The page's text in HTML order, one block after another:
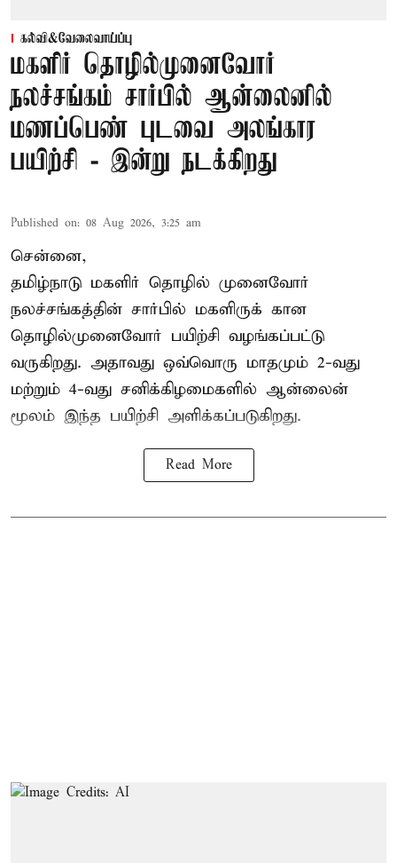
கல்வி&வேலைவாய்ப்பு
மகளிர் தொழில்முனைவோர்
நலச்சங்கம் சார்பில் ஆன்லைனில்
மணப்பெண் புடவை அலங்கார
பயிற்சி - இன்று நடக்கிறது
Published on: 08 Aug 2026, 3:25 am
சென்னை,
தமிழ்நாடு மகளிர் தொழில் முனைவோர்
நலச்சங்கத்தின் சார்பில் மகளிருக் கான
தொழில்முனைவோர் பயிற்சி வழங்கப்பட்டு
வருகிறது. அதாவது ஒவ்வொரு மாதமும் 2-வது
மற்றும் 4-வது சனிக்கிழமைகளில் ஆன்லைன்
மூலம் இந்த பயிற்சி அளிக்கப்படுகிறது.
Read More